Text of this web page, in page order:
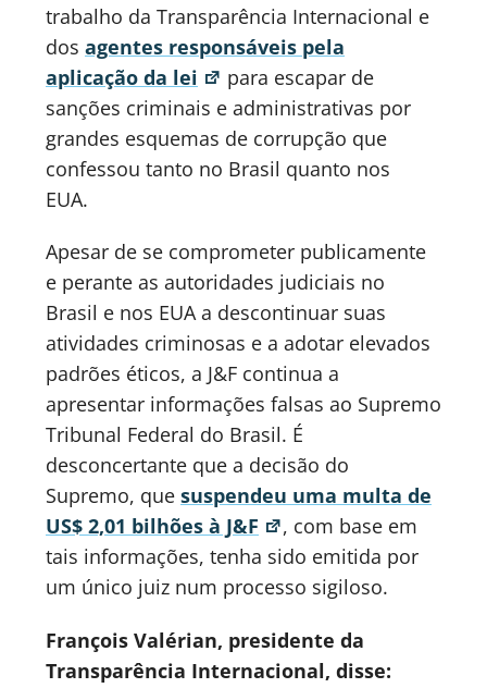
trabalho da Transparência Internacional e
dos agentes responsáveis ​​pela
aplicação da lei
para escapar de
sanções criminais e administrativas por
grandes esquemas de corrupção que
confessou tanto no Brasil quanto nos
EUA.
Apesar de se comprometer publicamente
e perante as autoridades judiciais no
Brasil e nos EUA a descontinuar suas
atividades criminosas e a adotar elevados
padrões éticos, a J&F continua a
apresentar informações falsas ao Supremo
Tribunal Federal do Brasil. É
desconcertante que a decisão do
Supremo, que suspendeu uma multa de
US$ 2,01 bilhões à J&F
, com base em
tais informações, tenha sido emitida por
um único juiz num processo sigiloso.
François Valérian, presidente da
Transparência Internacional, disse: